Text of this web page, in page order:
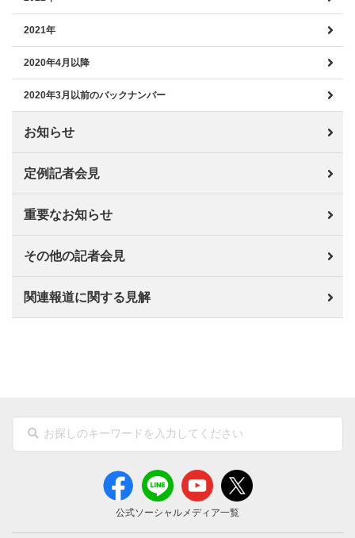
2021年
2020年4月以降
2020年3月以前のバックナンバー
お知らせ
定例記者会見
重要なお知らせ
その他の記者会見
関連報道に関する見解
公式ソーシャルメディア一覧